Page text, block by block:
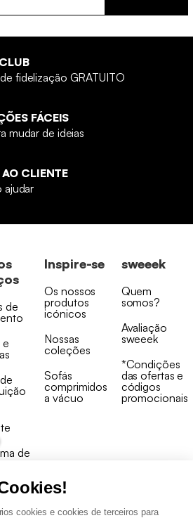
cookies e cookies de terceiros para
fidelização GRATUITO
FÁCEIS
mudar de ideias
CLIENTE
ajudar
de
e
de
Inspire-se
Os nossos
produtos
icónicos
Nossas
coleções
Sofás
comprimidos
a vácuo
sweeek
Quem
somos?
Avaliação
sweeek
*Condições
das ofertas e
códigos
promocionais